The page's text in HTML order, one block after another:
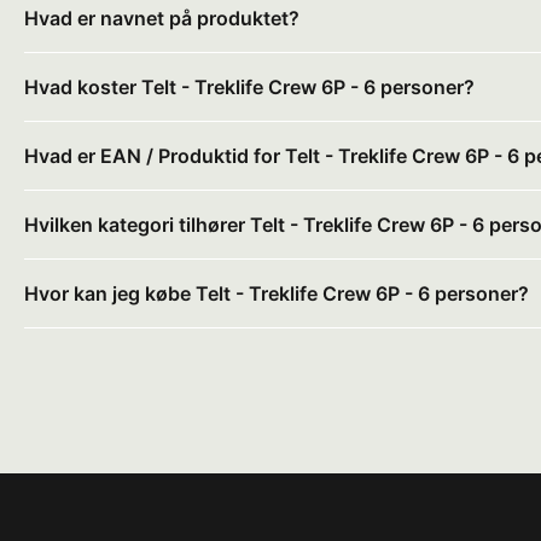
Hvad er navnet på produktet?
Hvad koster Telt - Treklife Crew 6P - 6 personer?
Hvad er EAN / Produktid for Telt - Treklife Crew 6P - 6
Hvilken kategori tilhører Telt - Treklife Crew 6P - 6
Hvor kan jeg købe Telt - Treklife Crew 6P - 6 personer?